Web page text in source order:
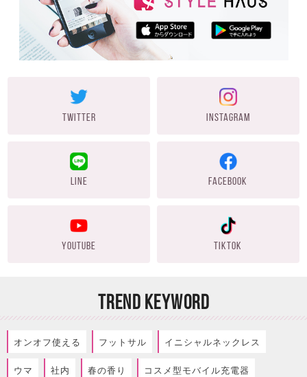
TWITTER INSTAGRAM
LINE FACEBOOK
YOUTUBE TIKTOK
TREND KEYWORD
オンオフ使える フットサル イニシャルネックレス
ウマ 社内 春の香り コスメ型モバイル充電器